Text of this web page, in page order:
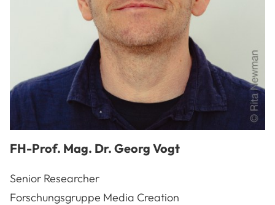
FH-Prof. Mag. Dr. Georg Vogt
Senior Researcher
Forschungsgruppe Media Creation